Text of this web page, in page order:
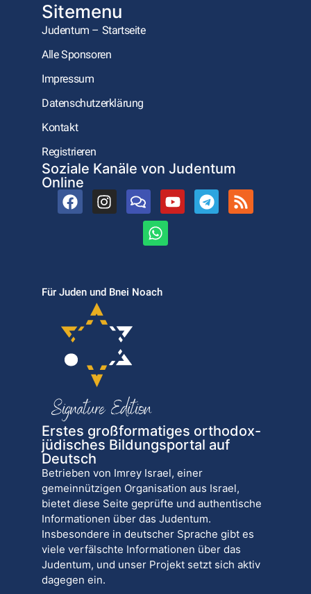
Sitemenu
Judentum – Startseite
Alle Sponsoren
Impressum
Datenschutzerklärung
Kontakt
Registrieren
Soziale Kanäle von Judentum
Online
Für Juden und Bnei Noach
Erstes großformatiges orthodox-
jüdisches Bildungsportal auf
Deutsch
Betrieben von Imrey Israel, einer
gemeinnützigen Organisation aus Israel,
bietet diese Seite geprüfte und authentische
Informationen über das Judentum.
Insbesondere in deutscher Sprache gibt es
viele verfälschte Informationen über das
Judentum, und unser Projekt setzt sich aktiv
dagegen ein.